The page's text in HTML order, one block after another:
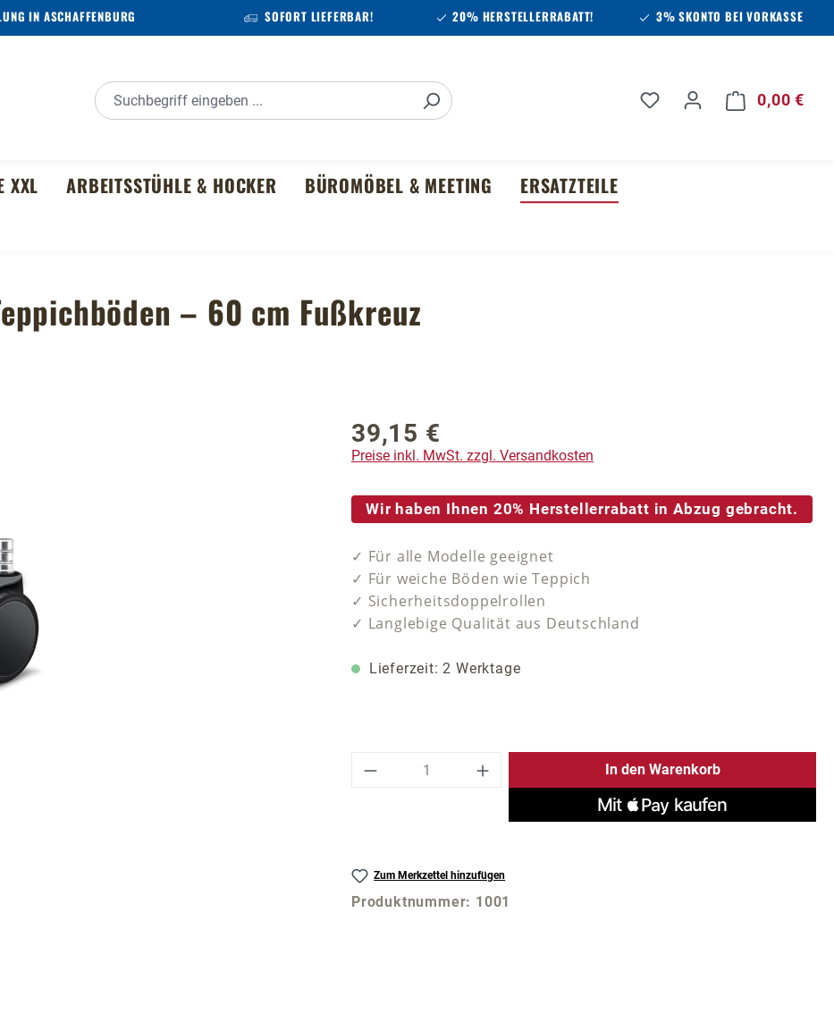
IN ASCHAFFENBURG SOFORT LIEFERBAR! 20% HERSTELLERRABATT! 3% SKONTO BEI VORKASSE
Du hast 0 Produkte auf
0,00 €
XXL ARBEITSSTÜHLE & HOCKER BÜROMÖBEL & MEETING
ERSATZTEILE
– 60 cm Fußkreuz
Regulärer Preis:
39,15 €
Preise inkl. MwSt. zzgl. Versandkosten
Wir haben Ihnen 20% Herstellerrabatt in Abzug gebracht.
✓ Für alle Modelle geeignet
✓ Für weiche Böden wie Teppich
✓ Sicherheitsdoppelrollen
✓ Langlebige Qualität aus Deutschland
Lieferzeit: 2 Werktage
Produkt Anzahl: Gib den gewünschten Wert
In den Warenkorb
Zum Merkzettel hinzufügen
Produktnummer: 1001